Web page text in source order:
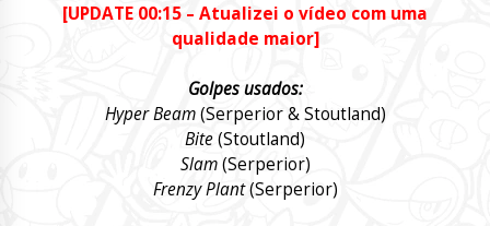
[UPDATE 00:15 – Atualizei o vídeo com uma
qualidade maior]
Golpes usados:
Hyper Beam(Serperior & Stoutland)
Bite(Stoutland)
Slam(Serperior)
Frenzy Plant(Serperior)